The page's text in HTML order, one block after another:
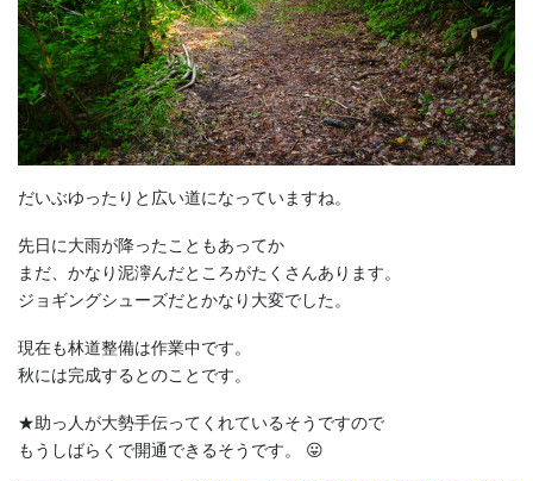
だいぶゆったりと広い道になっていますね。
先日に大雨が降ったこともあってか
まだ、かなり泥濘んだところがたくさんあります。
ジョギングシューズだとかなり大変でした。
現在も林道整備は作業中です。
秋には完成するとのことです。
★助っ人が大勢手伝ってくれているそうですので
もうしばらくで開通できるそうです。 😛